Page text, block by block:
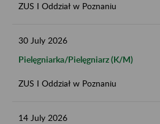
ZUS I Oddział w Poznaniu
30 July 2026
Pielęgniarka/Pielęgniarz (K/M)
ZUS I Oddział w Poznaniu
14 July 2026